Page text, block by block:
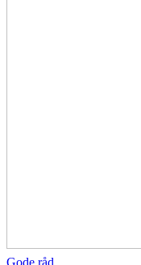
Gode råd